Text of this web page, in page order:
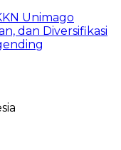
Unimago
dan Diversifikasi